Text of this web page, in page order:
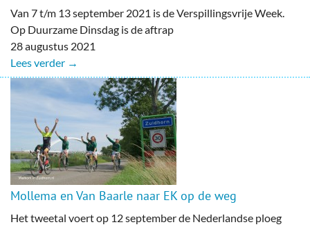
Van 7 t/m 13 september 2021 is de Verspillingsvrije Week.
Op Duurzame Dinsdag is de aftrap
28 augustus 2021
Lees verder →
Mollema en Van Baarle naar EK op de weg
Het tweetal voert op 12 september de Nederlandse ploeg